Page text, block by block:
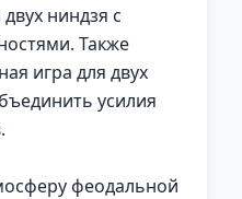
ниндзя с
Также
игра для двух
усилия
феодальной